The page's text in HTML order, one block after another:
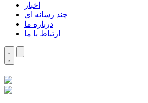
اخبار
چند رسانه ای
درباره ما
ارتباط با ما